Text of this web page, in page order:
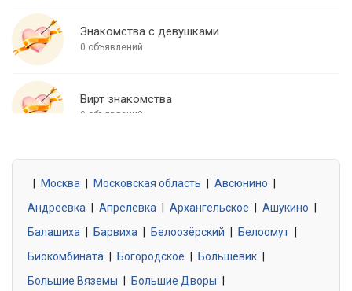
Знакомства с девушками
0 объявлений
Вирт знакомства
0 объявлений
0 объявлений
Знакомства без обязательств
0 объявлений
Москва Московская область Авсюнино
Андреевка
Апрелевка Архангельское Ашукино
Балашиха
Барвиха Белоозёрский Белоомут
Биокомбината
Богородское Большевик
Большие Вяземы
Большие Дворы